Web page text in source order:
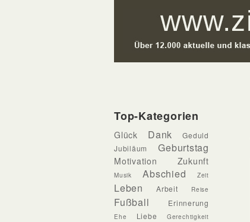
Top-Kategorien
Glück Dank
Geduld
Jubiläum
Geburtstag
Motivation Zukunft
Musik Abschied Zeit
Leben Arbeit Reise
Fußball Erinnerung
Ehe Liebe Gerechtigkeit